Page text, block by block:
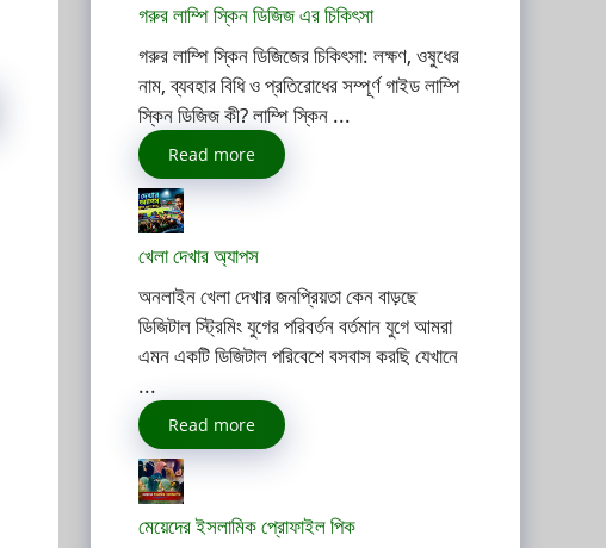
গরুর লাম্পি স্কিন ডিজিজ এর চিকিৎসা
গরুর লাম্পি স্কিন ডিজিজের চিকিৎসা: লক্ষণ, ওষুধের
নাম, ব্যবহার বিধি ও প্রতিরোধের সম্পূর্ণ গাইড লাম্পি
স্কিন ডিজিজ কী? লাম্পি স্কিন ...
Read more
খেলা দেখার অ্যাপস
অনলাইন খেলা দেখার জনপ্রিয়তা কেন বাড়ছে
ডিজিটাল স্ট্রিমিং যুগের পরিবর্তন বর্তমান যুগে আমরা
এমন একটি ডিজিটাল পরিবেশে বসবাস করছি যেখানে
...
Read more
মেয়েদের ইসলামিক প্রোফাইল পিক